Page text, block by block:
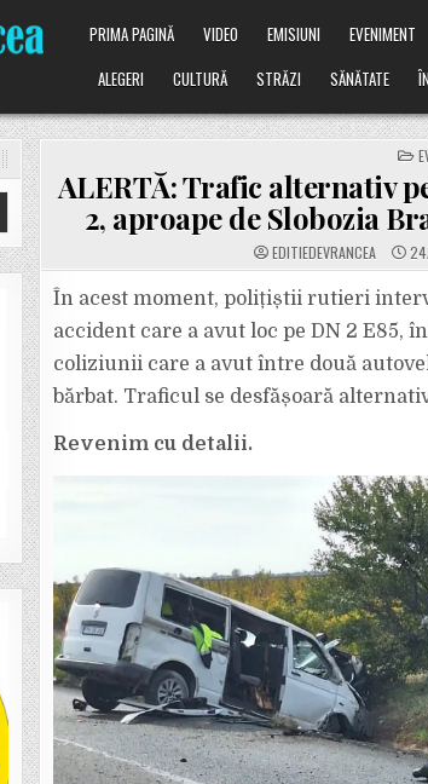
PRIMA PAGINĂ VIDEO EMISIUNI EVENIMENT
ALEGERI
CULTURĂ STRĂZI SĂNĂTATE
IN
ALERTĂ: Trafic alternativ
2, aproape de Slobozia
EDITIEDEVRANCEA
În acest moment, polițiștii rutieri
accident care a avut loc pe DN 2 E85,
coliziunii care a avut între două
bărbat. Traficul se desfășoară
Revenim cu detalii.